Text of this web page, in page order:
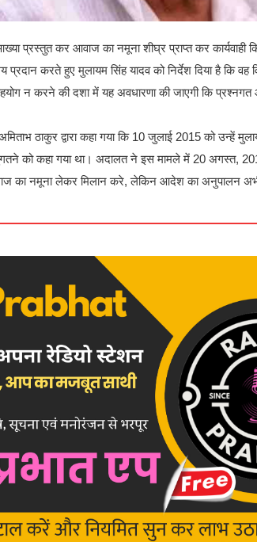
प्रस्तुत कर आवाज का नमूना शीघ्र प्राप्त कर कार्यवाही
करते हुए मुलायम सिंह यादव को निर्देश दिया है कि वह
न करने की दशा में यह अवधारणा की जाएगी कि प्रश्नगत
ठाकुर द्वारा कहा गया कि 10 जुलाई 2015 को उन्हें
को कहा गया था। अदालत ने इस मामले में 20 अगस्त,
का नमूना लेकर मिलान करे, लेकिन आदेश का अनुपालन